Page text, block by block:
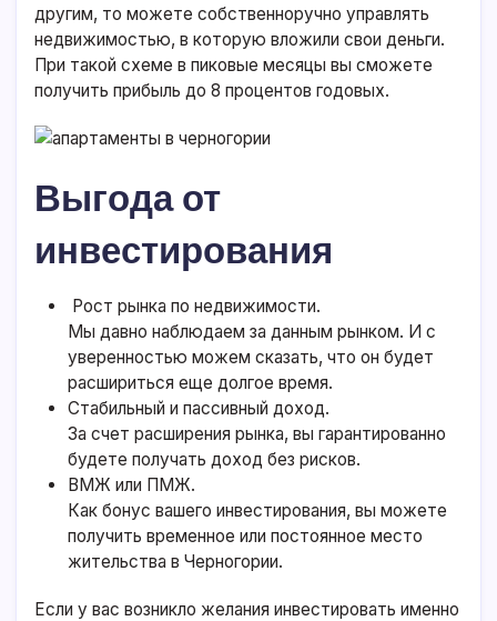
другим, то можете собственноручно управлять
недвижимостью, в которую вложили свои деньги.
При такой схеме в пиковые месяцы вы сможете
получить прибыль до 8 процентов годовых.
Выгода от
инвестирования
Рост рынка по недвижимости.
Мы давно наблюдаем за данным рынком. И с
уверенностью можем сказать, что он будет
расшириться еще долгое время.
Стабильный и пассивный доход.
За счет расширения рынка, вы гарантированно
будете получать доход без рисков.
ВМЖ или ПМЖ.
Как бонус вашего инвестирования, вы можете
получить временное или постоянное место
жительства в Черногории.
Если у вас возникло желания инвестировать именно